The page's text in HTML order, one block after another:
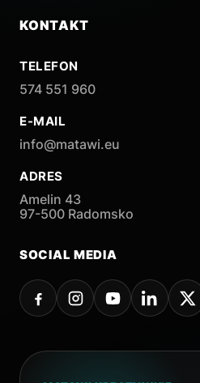
KONTAKT
TELEFON
574 551 960
E-MAIL
info@matawi.eu
ADRES
Amelin 43
97-500 Radomsko
SOCIAL MEDIA